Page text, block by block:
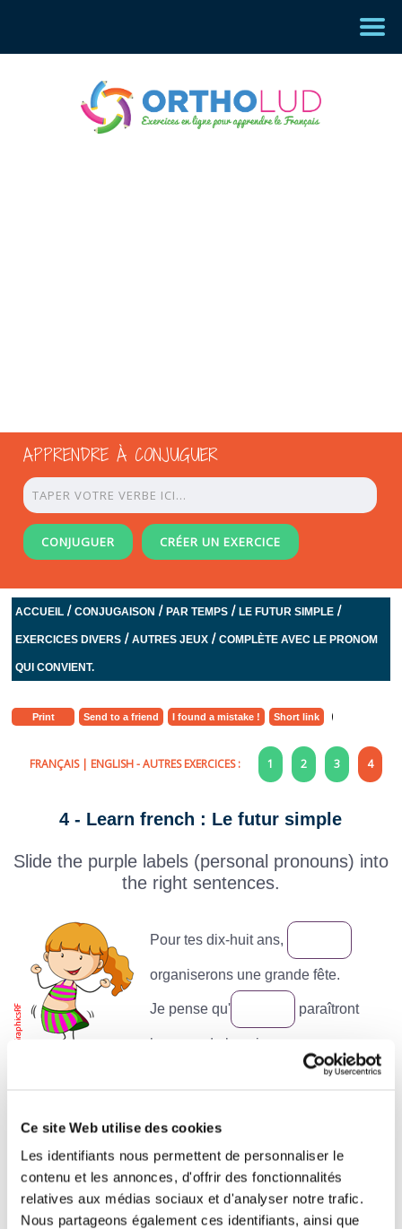
Ce site Web utilise des cookies
Les identifiants nous permettent de personnaliser le
contenu et les annonces, d'offrir des fonctionnalités
relatives aux médias sociaux et d'analyser notre trafic.
Nous partageons également ces identifiants, ainsi que
APPRENDRE À CONJUGUER
CONJUGUER CRÉER UN EXERCICE
ACCUEIL /CONJUGAISON /PAR TEMPS /LE FUTUR SIMPLE /
EXERCICES DIVERS /AUTRES JEUX /COMPLÈTE AVEC LE PRONOM
QUI CONVIENT.
Print Send to a friend I found a mistake ! Short link
FRANÇAIS| ENGLISH- AUTRES EXERCICES : 1 2 3 4
4 - Learn french : Le futur simple
Slide the purple labels (personal pronouns) into
the right sentences.
Pour tes dix-huit ans,
organiserons une grande fête.
Je pense qu' paraîtront
heureux de la voir.
Je leur parlerai, mais je crois, qu'
Demain, choisirons ensemble des rideaux pour
ta chambre.